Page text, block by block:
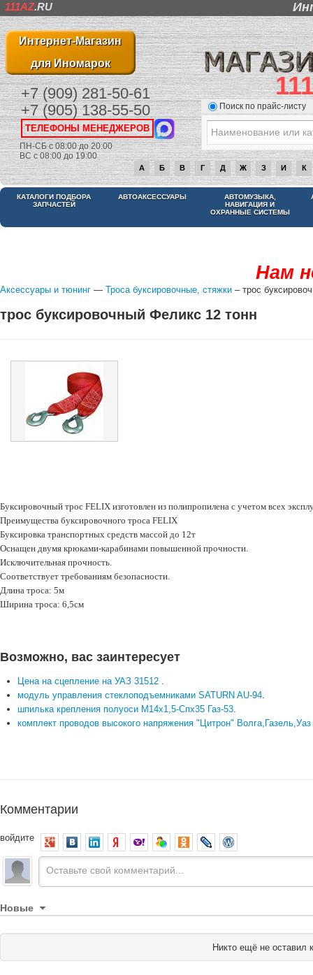
111AZ.RU
Интернет-Магазин
для Иномарок
+7 (909) 281-50-61
+7 (905) 138-55-50
ТЕЛЕФОНЫ МЕНЕДЖЕРОВ
ПН-СБ с 08:00 до 20:00
ВС с 08:00 до 19:00
Поиск по прайс-листу
А Б В Г Д Ж З И К
КАТАЛОГИ ПОДБОРА
ЗАПЧАСТЕЙ
АВТОАКСЕССУАРЫ
АВТОМУЗЫКА,
НАВИГАЦИЯ И
ОХРАННЫЕ СИСТЕМЫ
Нам
Аксессуары и тюнинг — Троса буксировочные, стяжки – трос
трос буксировочный Феликс 12 тонн
Буксировочный трос FELIX изготовлен из полипропилена с учетом всех
Преимущества буксировочного троса FELIX
Буксировка транспортных средств массой до 12т
Оснащен двумя крюками-карабинами повышенной прочности.
Исключительная прочность.
Соответствует требованиям безопасности.
Длина троса: 5м
Ширина троса: 6,5см
Возможно, вас заинтересует
Цена на сцепление на УАЗ 31512 .
модуль управления стеклоподъемниками SATURN AU-94.
шпилька крепления полуоси М14х1,5-Спх35 Газ-53.
комплект проводов высокого напряжения "Цитрон"
Комментарии
войдите
Новые
Никто ещё не оставил